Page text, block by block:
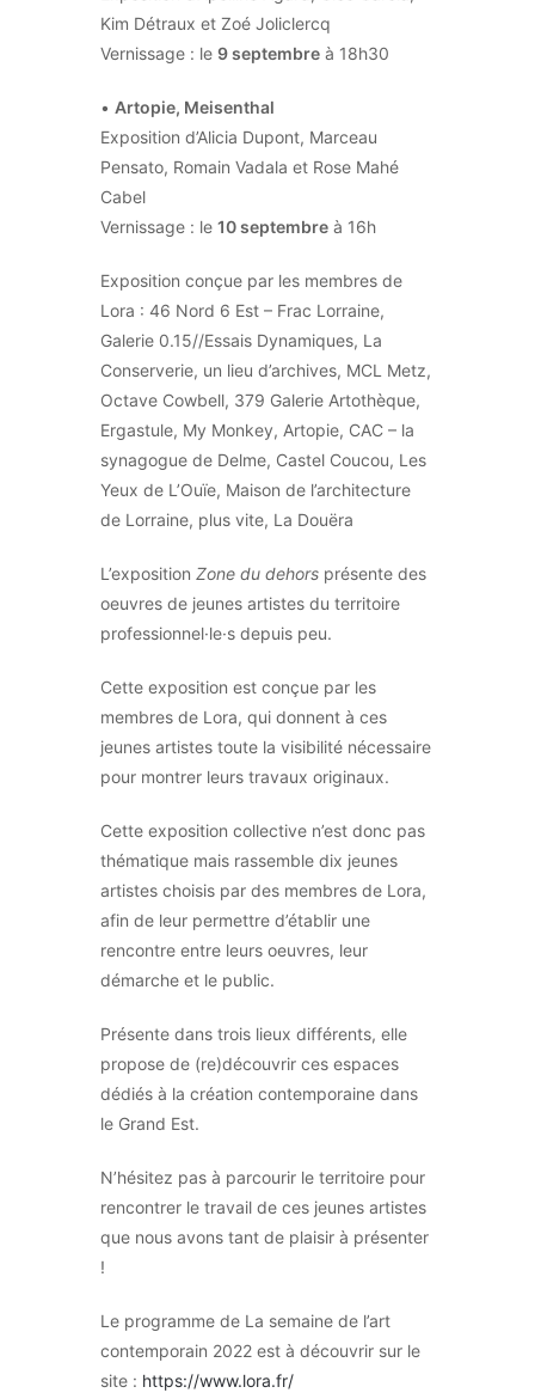
Kim Détraux et Zoé Joliclercq
Vernissage : le 9 septembre à 18h30
• Artopie, Meisenthal
Exposition d’Alicia Dupont, Marceau
Pensato, Romain Vadala et Rose Mahé
Cabel
Vernissage : le 10 septembre à 16h
Exposition conçue par les membres de
Lora : 46 Nord 6 Est – Frac Lorraine,
Galerie 0.15//Essais Dynamiques, La
Conserverie, un lieu d’archives, MCL Metz,
Octave Cowbell, 379 Galerie Artothèque,
Ergastule, My Monkey, Artopie, CAC – la
synagogue de Delme, Castel Coucou, Les
Yeux de L’Ouïe, Maison de l’architecture
de Lorraine, plus vite, La Douëra
L’exposition Zone du dehors présente des
oeuvres de jeunes artistes du territoire
professionnel·le·s depuis peu.
Cette exposition est conçue par les
membres de Lora, qui donnent à ces
jeunes artistes toute la visibilité nécessaire
pour montrer leurs travaux originaux.
Cette exposition collective n’est donc pas
thématique mais rassemble dix jeunes
artistes choisis par des membres de Lora,
afin de leur permettre d’établir une
rencontre entre leurs oeuvres, leur
démarche et le public.
Présente dans trois lieux différents, elle
propose de (re)découvrir ces espaces
dédiés à la création contemporaine dans
le Grand Est.
N’hésitez pas à parcourir le territoire pour
rencontrer le travail de ces jeunes artistes
que nous avons tant de plaisir à présenter
!
Le programme de La semaine de l’art
contemporain 2022 est à découvrir sur le
site : https://www.lora.fr/